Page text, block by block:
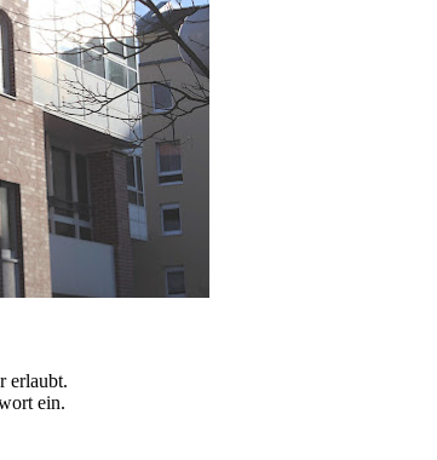
erlaubt.
ein.